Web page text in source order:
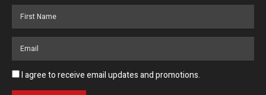
I agree to receive email updates and promotions.